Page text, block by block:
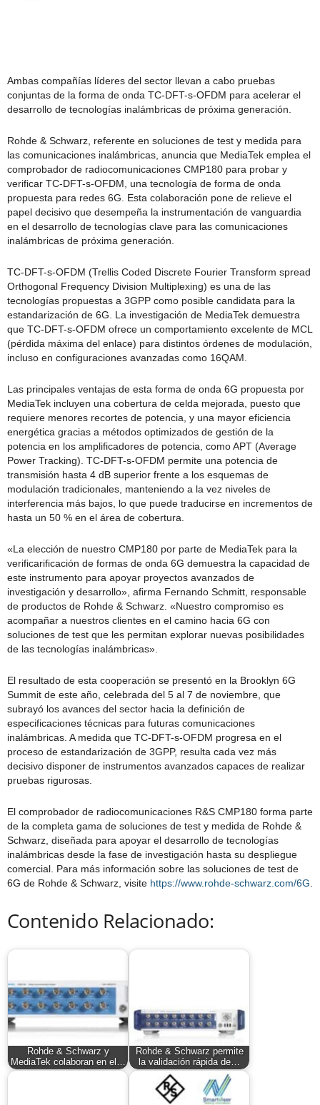
Ambas compañías líderes del sector llevan a cabo pruebas
conjuntas de la forma de onda TC-DFT-s-OFDM para acelerar el
desarrollo de tecnologías inalámbricas de próxima generación.
Rohde & Schwarz, referente en soluciones de test y medida para
las comunicaciones inalámbricas, anuncia que MediaTek emplea el
comprobador de radiocomunicaciones CMP180 para probar y
verificar TC-DFT-s-OFDM, una tecnología de forma de onda
propuesta para redes 6G. Esta colaboración pone de relieve el
papel decisivo que desempeña la instrumentación de vanguardia
en el desarrollo de tecnologías clave para las comunicaciones
inalámbricas de próxima generación.
TC-DFT-s-OFDM (Trellis Coded Discrete Fourier Transform spread
Orthogonal Frequency Division Multiplexing) es una de las
tecnologías propuestas a 3GPP como posible candidata para la
estandarización de 6G. La investigación de MediaTek demuestra
que TC-DFT-s-OFDM ofrece un comportamiento excelente de MCL
(pérdida máxima del enlace) para distintos órdenes de modulación,
incluso en configuraciones avanzadas como 16QAM.
Las principales ventajas de esta forma de onda 6G propuesta por
MediaTek incluyen una cobertura de celda mejorada, puesto que
requiere menores recortes de potencia, y una mayor eficiencia
energética gracias a métodos optimizados de gestión de la
potencia en los amplificadores de potencia, como APT (Average
Power Tracking). TC-DFT-s-OFDM permite una potencia de
transmisión hasta 4 dB superior frente a los esquemas de
modulación tradicionales, manteniendo a la vez niveles de
interferencia más bajos, lo que puede traducirse en incrementos de
hasta un 50 % en el área de cobertura.
«La elección de nuestro CMP180 por parte de MediaTek para la
verificarificación de formas de onda 6G demuestra la capacidad de
este instrumento para apoyar proyectos avanzados de
investigación y desarrollo», afirma Fernando Schmitt, responsable
de productos de Rohde & Schwarz. «Nuestro compromiso es
acompañar a nuestros clientes en el camino hacia 6G con
soluciones de test que les permitan explorar nuevas posibilidades
de las tecnologías inalámbricas».
El resultado de esta cooperación se presentó en la Brooklyn 6G
Summit de este año, celebrada del 5 al 7 de noviembre, que
subrayó los avances del sector hacia la definición de
especificaciones técnicas para futuras comunicaciones
inalámbricas. A medida que TC-DFT-s-OFDM progresa en el
proceso de estandarización de 3GPP, resulta cada vez más
decisivo disponer de instrumentos avanzados capaces de realizar
pruebas rigurosas.
El comprobador de radiocomunicaciones R&S CMP180 forma parte
de la completa gama de soluciones de test y medida de Rohde &
Schwarz, diseñada para apoyar el desarrollo de tecnologías
inalámbricas desde la fase de investigación hasta su despliegue
comercial. Para más información sobre las soluciones de test de
6G de Rohde & Schwarz, visite https://www.rohde-schwarz.com/6G
Contenido Relacionado:
Rohde & Schwarz y
MediaTek colaboran en el…
Rohde & Schwarz permite
la validación rápida de…